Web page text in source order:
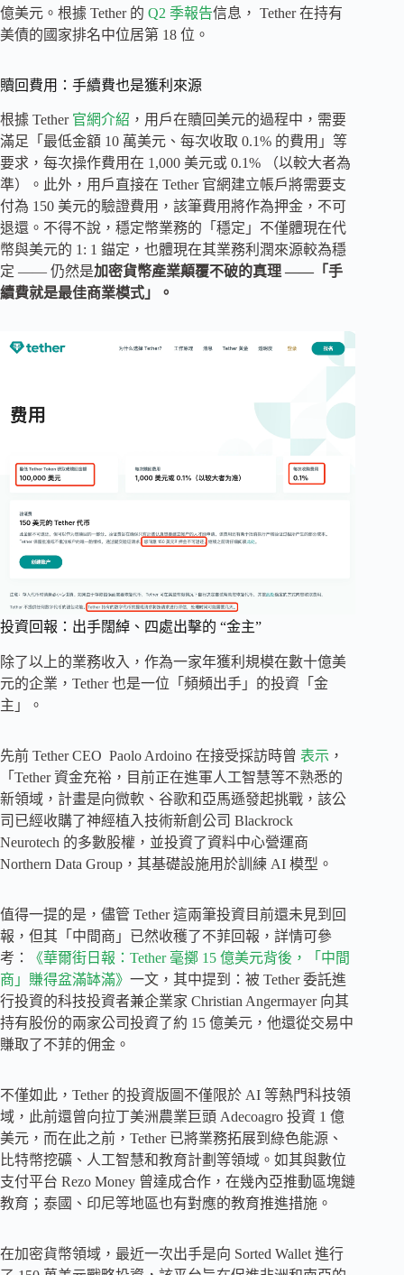
億美元。根據 Tether 的 Q2 季報告信息， Tether 在持有
美債的國家排名中位居第 18 位。
贖回費用：手續費也是獲利來源
根據 Tether 官網介紹 ，用戶在贖回美元的過程中，需要
滿足「最低金額 10 萬美元、每次收取 0.1% 的費用」等
要求，每次操作費用在 1,000 美元或 0.1% （以較大者為
準）。此外，用戶直接在 Tether 官網建立帳戶將需要支
付為 150 美元的驗證費用，該筆費用將作為押金，不可
退還。不得不說，穩定幣業務的「穩定」不僅體現在代
幣與美元的 1: 1 錨定，也體現在其業務利潤來源較為穩
定 —— 仍然是加密貨幣產業顛覆不破的真理 ——「手
續費就是最佳商業模式」。
投資回報：出手闊綽、四處出擊的 “金主”
除了以上的業務收入，作為一家年獲利規模在數十億美
元的企業，Tether 也是一位「頻頻出手」的投資「金
主」。
先前 Tether CEO Paolo Ardoino 在接受採訪時曾 表示 ，
「Tether 資金充裕，目前正在進軍人工智慧等不熟悉的
新領域，計畫是向微軟、谷歌和亞馬遜發起挑戰，該公
司已經收購了神經植入技術新創公司 Blackrock
Neurotech 的多數股權，並投資了資料中心營運商
Northern Data Group，其基礎設施用於訓練 AI 模型。
值得一提的是，儘管 Tether 這兩筆投資目前還未見到回
報，但其「中間商」已然收穫了不菲回報，詳情可參
考：
《華爾街日報：Tether 毫擲 15 億美元背後，「中間
商」賺得盆滿缽滿》 一文，其中提到：被 Tether 委託進
行投資的科技投資者兼企業家 Christian Angermayer 向其
持有股份的兩家公司投資了約 15 億美元，他還從交易中
賺取了不菲的佣金。
不僅如此，Tether 的投資版圖不僅限於 AI 等熱門科技領
域，此前還曾向拉丁美洲農業巨頭 Adecoagro 投資 1 億
美元，而在此之前，Tether 已將業務拓展到綠色能源、
比特幣挖礦、人工智慧和教育計劃等領域。如其與數位
支付平台 Rezo Money 曾達成合作，在幾內亞推動區塊鏈
教育；泰國、印尼等地區也有對應​​的教育推進措施。
在加密貨幣領域，最近一次出手是向 Sorted Wallet 進行